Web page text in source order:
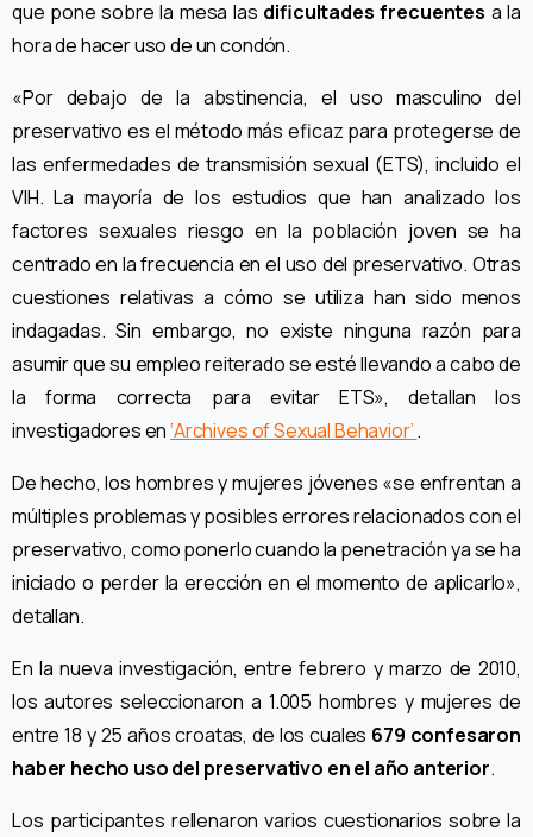
que pone sobre la mesa las dificultades frecuentes a la
hora de hacer uso de un condón.
«Por debajo de la abstinencia, el uso masculino del
preservativo es el método más eficaz para protegerse de
las enfermedades de transmisión sexual (ETS), incluido el
VIH. La mayoría de los estudios que han analizado los
factores sexuales riesgo en la población joven se ha
centrado en la frecuencia en el uso del preservativo. Otras
cuestiones relativas a cómo se utiliza han sido menos
indagadas. Sin embargo, no existe ninguna razón para
asumir que su empleo reiterado se esté llevando a cabo de
la forma correcta para evitar ETS», detallan los
investigadores en‘Archives of Sexual Behavior’.
De hecho, los hombres y mujeres jóvenes «se enfrentan a
múltiples problemas y posibles errores relacionados con el
preservativo, como ponerlo cuando la penetración ya se ha
iniciado o perder la erección en el momento de aplicarlo»,
detallan.
En la nueva investigación, entre febrero y marzo de 2010,
los autores seleccionaron a 1.005 hombres y mujeres de
entre 18 y 25 años croatas, de los cuales 679 confesaron
haber hecho uso del preservativo en el año anterior.
Los participantes rellenaron varios cuestionarios sobre la